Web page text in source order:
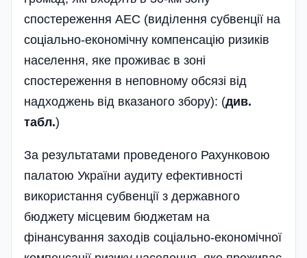
спостереження АЕС (виділення субвенції на
соціально-економічну компенсацію ризиків
населення, яке проживає в зоні
спостереження в неповному обсязі від
надходжень від вказаного збору): (див.
табл.)
За результатами проведеного Рахунковою
палатою України аудиту ефективності
використання субвенції з державного
бюджету місцевим бюджетам на
фінансування заходів соціально-економічної